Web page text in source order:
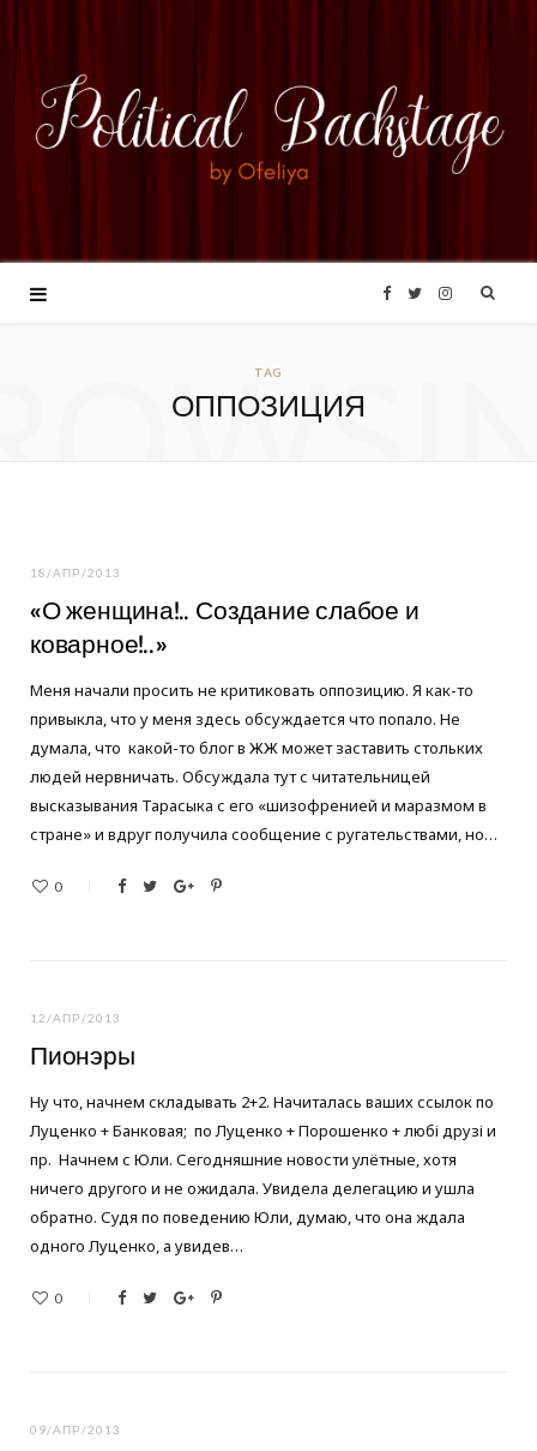
F
k
T I
a
TAG
ОППОЗИЦИЯ
18/АПР/2013
«О женщина!.. Создание слабое и
коварное!..»
Меня начали просить не критиковать оппозицию. Я как-то
привыкла, что у меня здесь обсуждается что попало. Не
думала, что какой-то блог в ЖЖ может заставить стольких
людей нервничать. Обсуждала тут с читательницей
высказывания Тарасыка с его «шизофренией и маразмом в
стране» и вдруг получила сообщение с ругательствами, но…
0
12/АПР/2013
Пионэры
Ну что, начнем складывать 2+2. Начиталась ваших ссылок по
Луценко + Банковая; по Луценко + Порошенко + любі друзі и
пр. Начнем с Юли. Сегодняшние новости улётные, хотя
ничего другого и не ожидала. Увидела делегацию и ушла
обратно. Судя по поведению Юли, думаю, что она ждала
одного Луценко, а увидев…
0
09/АПР/2013